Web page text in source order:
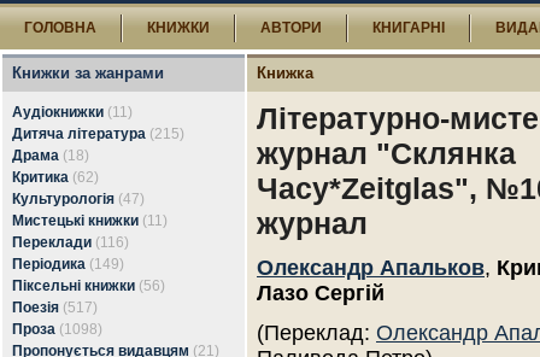
ГОЛОВНА КНИЖКИ АВТОРИ КНИГАРНІ
Книжки за жанрами
Аудіокнижки (11)
Дитяча література (215)
Драма (18)
Критика (62)
Культурологія (47)
Мистецькі книжки (11)
Переклади (116)
Періодика (149)
Піксельні книжки (56)
Поезія (517)
Проза (1098)
Пропонується видавцям (21)
Книжка
Літературно-
журнал "Склянка
Часу*Zeitglas",
журнал
Олександр Апальков,
Лазо Сергій
(Переклад: Олександр